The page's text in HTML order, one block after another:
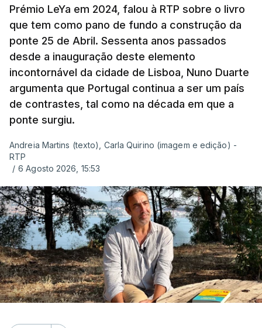
Prémio LeYa em 2024, falou à RTP sobre o livro
que tem como pano de fundo a construção da
ponte 25 de Abril. Sessenta anos passados
desde a inauguração deste elemento
incontornável da cidade de Lisboa, Nuno Duarte
argumenta que Portugal continua a ser um país
de contrastes, tal como na década em que a
ponte surgiu.
Andreia Martins (texto), Carla Quirino (imagem e edição) -
RTP
/ 6 Agosto 2026, 15:53